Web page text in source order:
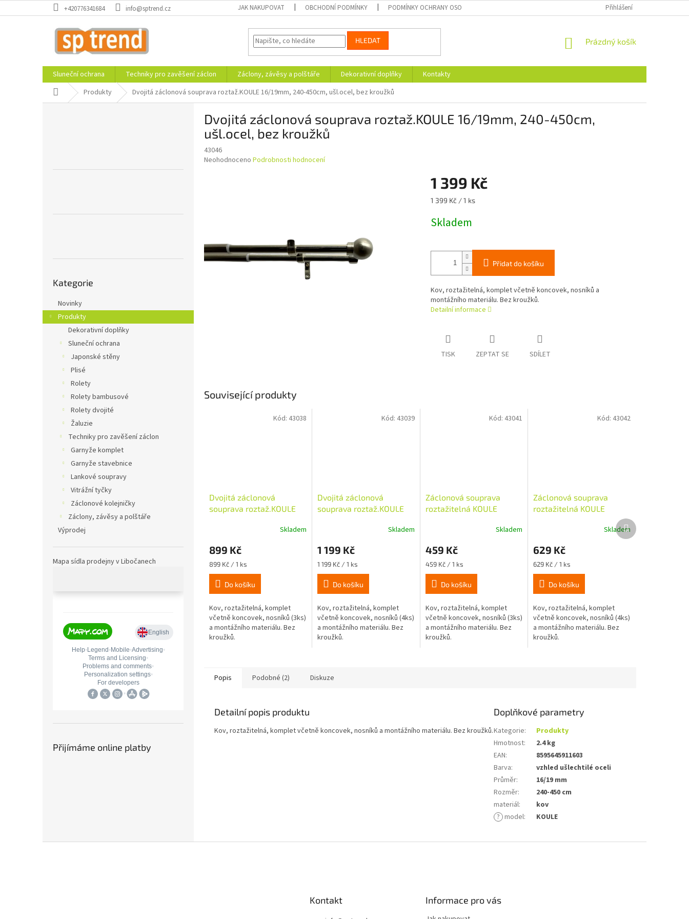
na
+420776341684 info@sptrend.cz JAK NAKUPOVAT OBCHODNÍ PODMÍNKY PODMÍNKY OCHRANY OSOBNÍCH ÚDAJŮ FORMULÁŘ PRO
Přihlášení
HLEDAT
NÁKUPNÍ
Prázdný košík
Sluneční ochrana Techniky pro zavěšení záclon Záclony, závěsy a polštáře Dekorativní doplňky
Kontakty
Domů Produkty Dvojitá záclonová souprava roztaž.KOULE 16/19mm, 240-450cm, ušl.ocel, bez kroužků
kategorie
Kategorie
Novinky
Produkty
Dekorativní doplňky
Sluneční ochrana
Japonské stěny
Plisé
Rolety
Rolety bambusové
Rolety dvojité
Žaluzie
Techniky pro zavěšení záclon
Garnyže komplet
Garnyže stavebnice
Lankové soupravy
Vitrážní tyčky
Záclonové kolejničky
Záclony, závěsy a polštáře
Výprodej
Mapa sídla prodejny v Libočanech
Přijímáme online platby
Dvojitá záclonová souprava roztaž.KOULE 16/19mm, 240-450cm,
ušl.ocel, bez kroužků
43046
Průměrné
Neohodnoceno Podrobnosti hodnocení
1 399 Kč
Měrná
1 399 Kč / 1 ks
Skladem
Přidat do košíku
Kov, roztažitelná, komplet včetně koncovek, nosníků a
montážního materiálu. Bez kroužků.
Detailní informace
TISK ZEPTAT SE SDÍLET
Související produkty
Dvojitá záclonová
souprava roztaž.KOULE
Skladem
899 Kč
Měrná
cena:
899 Kč / 1 ks
Do košíku
Kov, roztažitelná, komplet
včetně koncovek, nosníků (3ks)
a montážního materiálu. Bez
kroužků.
Kód: 43038
Dvojitá záclonová
souprava roztaž.KOULE
Skladem
1 199 Kč
Měrná
cena:
1 199 Kč / 1 ks
Do košíku
Kov, roztažitelná, komplet
včetně koncovek, nosníků (4ks)
a montážního materiálu. Bez
kroužků.
Kód: 43039
Záclonová souprava
roztažitelná KOULE
ušl.ocel, bez kroužkůSkladem
459 Kč
Měrná
cena:
459 Kč / 1 ks
Do košíku
Kov, roztažitelná, komplet
včetně koncovek, nosníků (3ks)
a montážního materiálu. Bez
kroužků.
Kód: 43041
Záclonová souprava
roztažitelná KOULE
ušl.ocel, bez kroužkůSkladem
629 Kč
Měrná
cena:
629 Kč / 1 ks
Do košíku
Kov, roztažitelná, komplet
včetně koncovek, nosníků (4ks)
a montážního materiálu. Bez
kroužků.
Kód: 43042
Další
produkt
Popis Podobné (2) Diskuze
Detailní popis produktu
Kov, roztažitelná, komplet včetně koncovek, nosníků a montážního materiálu. Bez kroužků.
Doplňkové parametry
Kategorie:
Produkty
Hmotnost:
2.4 kg
EAN:
8595645911603
Barva:
vzhled ušlechtilé oceli
Průměr:
16/19 mm
Rozměr:
240-450 cm
materiál:
kov
? model: KOULE
Kontakt Informace pro vás